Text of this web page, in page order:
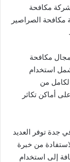
شركة مكافحة
مكافحة الصراصير
مكافحة
استخدام
من
أماكن تكاثر
جدة توفر العديد
من خبرة
إلى استخدام